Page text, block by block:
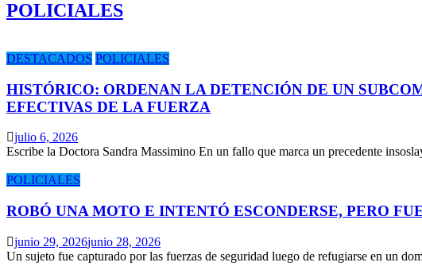
POLICIALES
DESTACADOS POLICIALES
HISTÓRICO: ORDENAN LA DETENCIÓN DE UN
EFECTIVAS DE LA FUERZA
julio 6, 2026
Escribe la Doctora Sandra Massimino En un fallo que marca un precedente
POLICIALES
ROBÓ UNA MOTO E INTENTÓ ESCONDERSE, PERO
junio 29, 2026junio 28, 2026
Un sujeto fue capturado por las fuerzas de seguridad luego de refugiarse en un